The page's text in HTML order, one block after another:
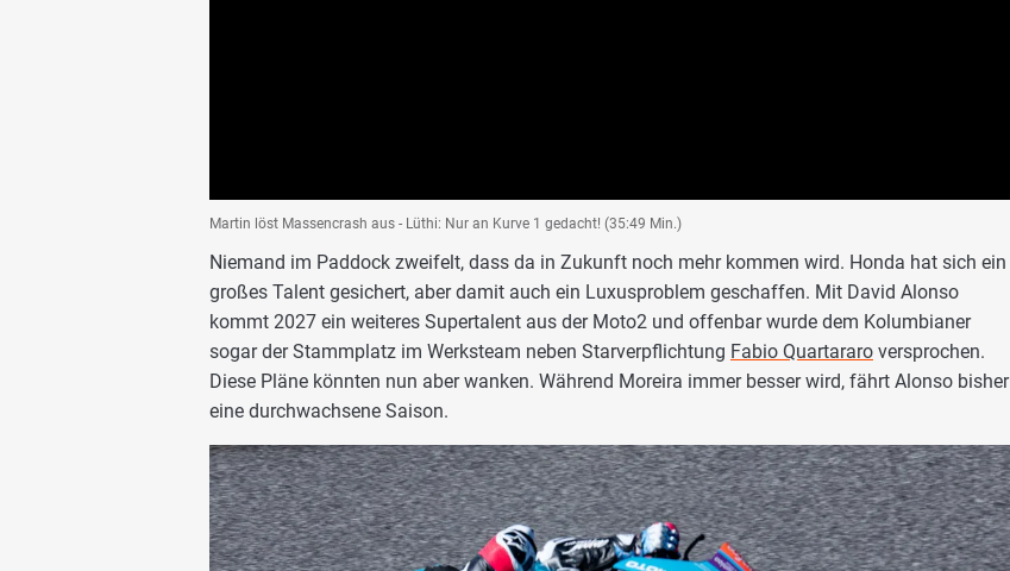
Martin löst Massencrash aus - Lüthi: Nur an Kurve 1 gedacht! (35:49 Min.)
Niemand im Paddock zweifelt, dass da in Zukunft noch mehr kommen wird. Honda hat sich ein
großes Talent gesichert, aber damit auch ein Luxusproblem geschaffen. Mit David Alonso
kommt 2027 ein weiteres Supertalent aus der Moto2 und offenbar wurde dem Kolumbianer
sogar der Stammplatz im Werksteam neben Starverpflichtung Fabio Quartararo versprochen.
Diese Pläne könnten nun aber wanken. Während Moreira immer besser wird, fährt Alonso bisher
eine durchwachsene Saison.